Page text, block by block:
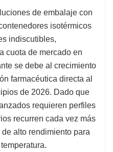
de embalaje con
isotérmicos
indiscutibles,
cuota de mercado en
se debe al crecimiento
farmacéutica directa al
de 2026. Dado que
requieren perfiles
recurren cada vez más
alto rendimiento para